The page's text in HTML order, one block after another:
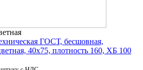
ГОСТ, бесшовная,
40х75, плотность 160, ХБ 100